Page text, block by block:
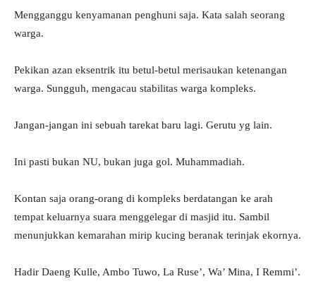
Mengganggu kenyamanan penghuni saja. Kata salah seorang
warga.
Pekikan azan eksentrik itu betul-betul merisaukan ketenangan
warga. Sungguh, mengacau stabilitas warga kompleks.
Jangan-jangan ini sebuah tarekat baru lagi. Gerutu yg lain.
Ini pasti bukan NU, bukan juga gol. Muhammadiah.
Kontan saja orang-orang di kompleks berdatangan ke arah
tempat keluarnya suara menggelegar di masjid itu. Sambil
menunjukkan kemarahan mirip kucing beranak terinjak ekornya.
Hadir Daeng Kulle, Ambo Tuwo, La Ruse’, Wa’ Mina, I Remmi’.